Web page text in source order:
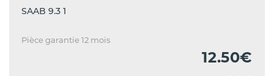
SAAB 9.3 1
Pièce garantie 12 mois
12.50€